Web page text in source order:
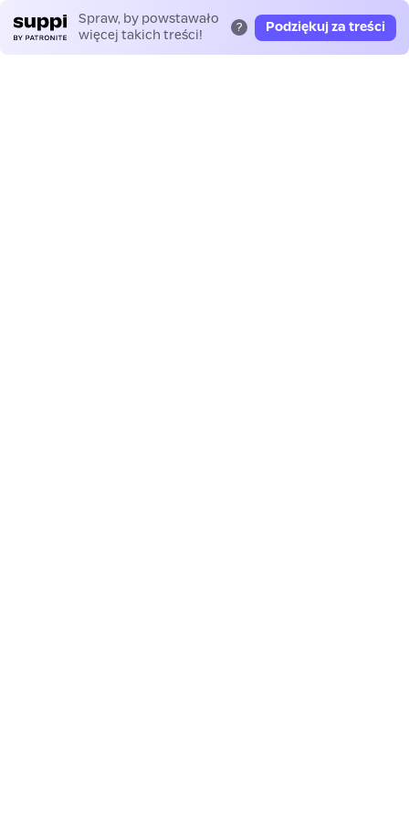
Spraw, by powstawało
więcej takich treści!
? Podziękuj za treści